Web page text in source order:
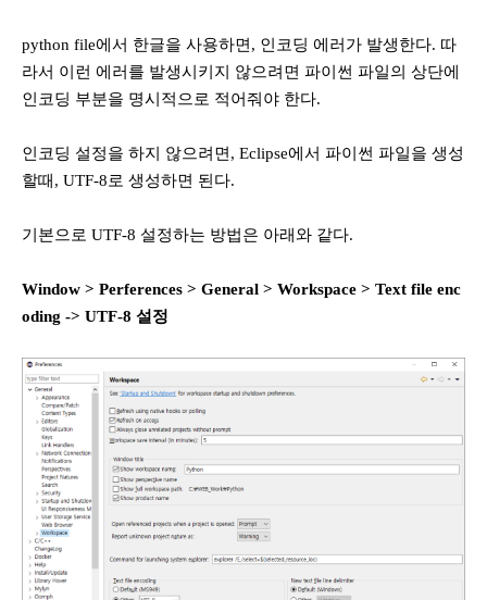
python file에서 한글을 사용하면, 인코딩 에러가 발생한다. 따
라서 이런 에러를 발생시키지 않으려면 파이썬 파일의 상단에
인코딩 부분을 명시적으로 적어줘야 한다.
인코딩 설정을 하지 않으려면, Eclipse에서 파이썬 파일을 생성
할때, UTF-8로 생성하면 된다.
기본으로 UTF-8 설정하는 방법은 아래와 같다.
Window > Perferences > General > Workspace > Text file enc
oding -> UTF-8 설정